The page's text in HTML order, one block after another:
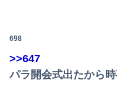
698
>>647
パラ開会式出たから